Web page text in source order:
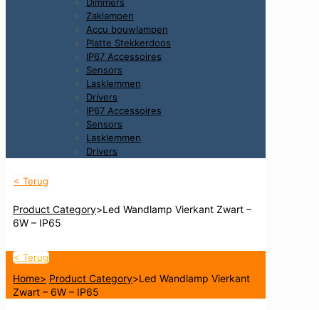
Dimmers
Zaklampen
Accu bouwlampen
Platte Stekkerdoos
IP67 Accessoires
Sensors
Lasklemmen
Drivers
IP67 Accessoires
Sensors
Lasklemmen
Drivers
< Terug
Product Category>Led Wandlamp Vierkant Zwart –
6W – IP65
< Terug
Home> Product Category>Led Wandlamp Vierkant
Zwart – 6W – IP65